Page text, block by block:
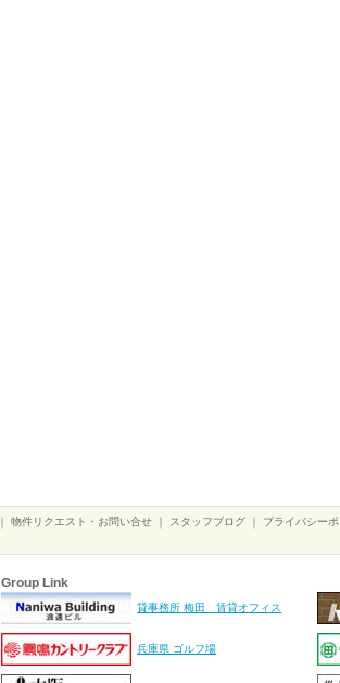
物件リクエスト・お問い合せ スタッフブログ
プライバシー
Group Link
貸事務所 梅田 賃貸オフィス
兵庫県 ゴルフ場